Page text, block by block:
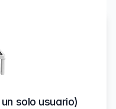
solo usuario)